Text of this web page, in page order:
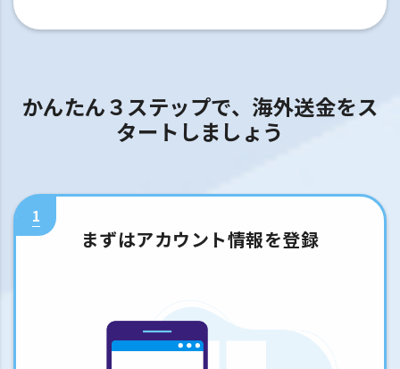
かんたん３ステップで、海外送金をス
タートしましょう
1
まずはアカウント情報を登録